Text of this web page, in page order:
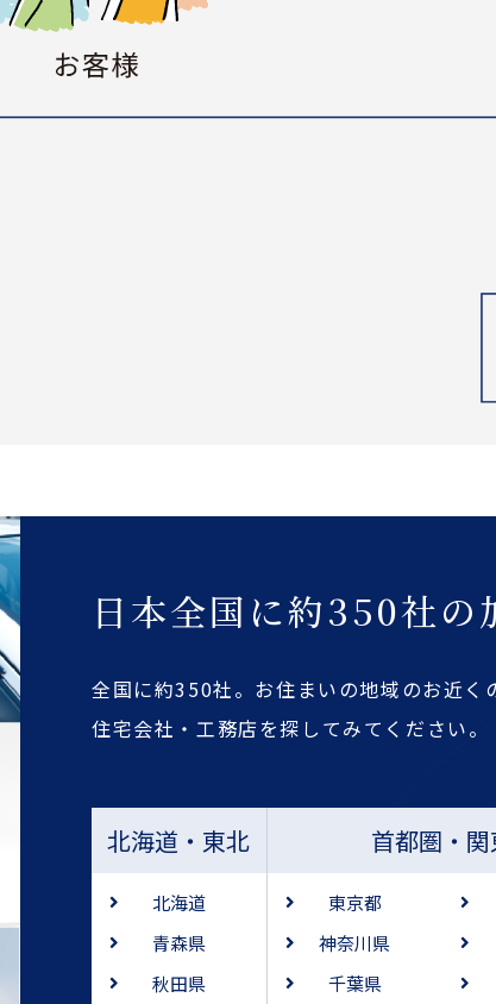
日本全国に約350社の
全国に約350社。お住まいの地域のお近く
住宅会社・工務店を探してみてください。
北海道・東北
北海道
青森県
秋田県
首都圏・関
東京都
神奈川県
千葉県